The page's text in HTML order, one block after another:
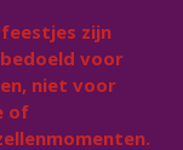
zijn
voor
niet voor
of